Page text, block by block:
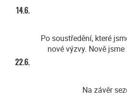
14.6.
Po soustředění, které
nové výzvy. Nově
22.6.
Na závěr